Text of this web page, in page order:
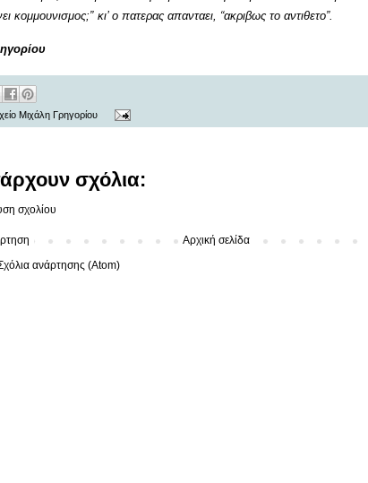
κομμουνισμος;” κι’ ο πατερας απανταει, “ακριβως το αντιθετο”.
Μιχάλη Γρηγορίου
σχόλια:
σχολίου
Αρχική σελίδα
ανάρτησης (Atom)